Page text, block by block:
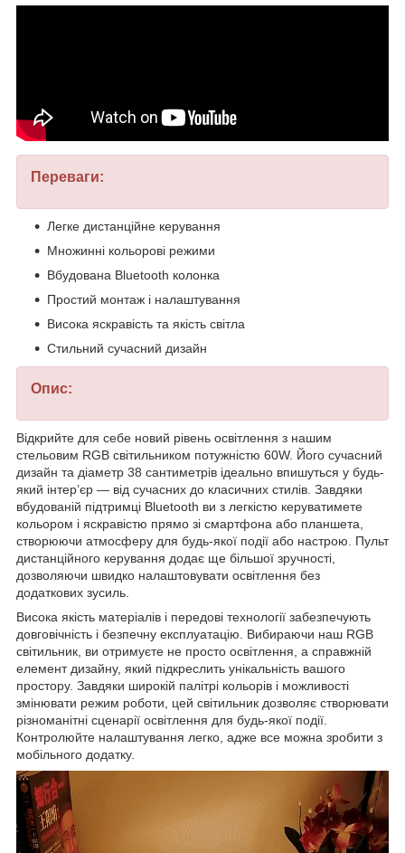
Переваги:
Легке дистанційне керування
Множинні кольорові режими
Вбудована Bluetooth колонка
Простий монтаж і налаштування
Висока яскравість та якість світла
Стильний сучасний дизайн
Опис:
Відкрийте для себе новий рівень освітлення з нашим
стельовим RGB світильником потужністю 60W. Його сучасний
дизайн та діаметр 38 сантиметрів ідеально впишуться у будь-
який інтер’єр — від сучасних до класичних стилів. Завдяки
вбудованій підтримці Bluetooth ви з легкістю керуватимете
кольором і яскравістю прямо зі смартфона або планшета,
створюючи атмосферу для будь-якої події або настрою. Пульт
дистанційного керування додає ще більшої зручності,
дозволяючи швидко налаштовувати освітлення без
додаткових зусиль.
Висока якість матеріалів і передові технології забезпечують
довговічність і безпечну експлуатацію. Вибираючи наш RGB
світильник, ви отримуєте не просто освітлення, а справжній
елемент дизайну, який підкреслить унікальність вашого
простору. Завдяки широкій палітрі кольорів і можливості
змінювати режим роботи, цей світильник дозволяє створювати
різноманітні сценарії освітлення для будь-якої події.
Контролюйте налаштування легко, адже все можна зробити з
мобільного додатку.